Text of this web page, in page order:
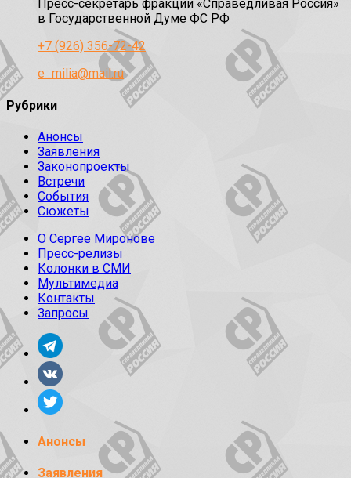
Пресс-секретарь фракции «Справедливая Россия»
в Государственной Думе ФС РФ
+7 (926) 356-72-42
e_milia@mail.ru
Рубрики
Анонсы
Заявления
Законопроекты
Встречи
События
Сюжеты
О Сергее Миронове
Пресс-релизы
Колонки в СМИ
Мультимедиа
Контакты
Запросы
Анонсы
Заявления